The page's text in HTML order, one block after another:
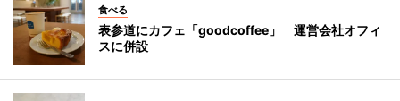
食べる
表参道にカフェ「goodcoffee」 運営会社オフィ
スに併設